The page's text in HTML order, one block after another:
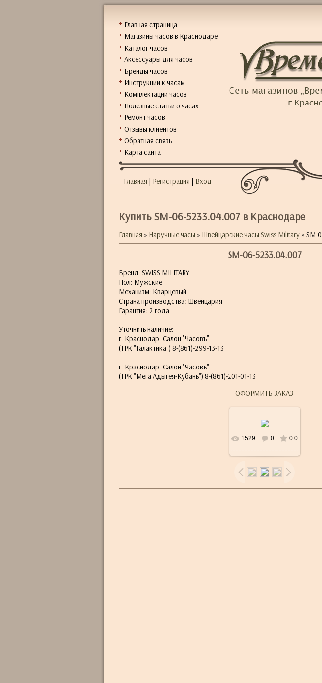
Главная страница
Магазины часов в Краснодаре
Каталог часов
Аксессуары для часов
Бренды часов
Инструкции к часам
Комплектации часов
Полезные статьи о часах
Ремонт часов
Отзывы клиентов
Обратная связь
Карта сайта
Главная | Регистрация | Вход
Купить SM-06-5233.04.007 в Краснодаре
Главная » Наручные часы » Швейцарские часы Swiss Military» SM-
SM-06-5233.04.007
Бренд: SWISS MILITARY
Пол: Мужские
Механизм: Кварцевый
Страна производства: Швейцария
Гарантия: 2 года
Уточнить наличие:
г. Краснодар. Салон "Часовъ"
(ТРК "Галактика") 8-(861)-299-13-13
г. Краснодар. Салон "Часовъ"
(ТРК "Мега Адыгея-Кубань") 8-(861)-201-01-13
ОФОРМИТЬ ЗАКАЗ
1529 0 0.0